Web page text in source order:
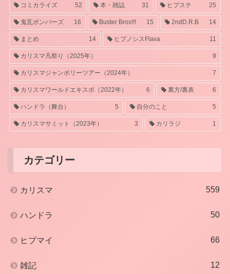
コミカライズ 52 本・雑誌 31 ヒプステ 25
鬼瓦ボンバーズ 16 Buster Bros!!! 15 2ndD.R.B 14
まとめ 14 ヒプノシスFlava 11
カリスマ凡祭り（2025年） 9
カリスマジャンボリーツアー（2024年） 7
カリスマワールドエキスポ（2022年） 6 裏方/裏表 6
ハンドラ（舞台） 5 自分のこと 5
カリスマサミット（2023年） 3 カリラジ 1
カテゴリー
カリスマ 559
ハンドラ 50
ヒプマイ 66
雑記 12